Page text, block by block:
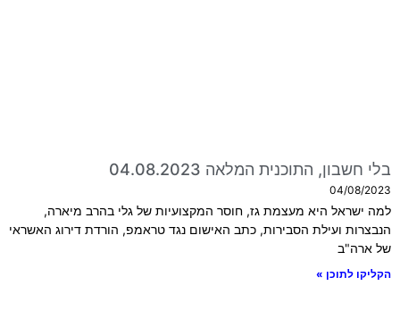
בלי חשבון, התוכנית המלאה 04.08.2023
04/08/2023
למה ישראל היא מעצמת גז, חוסר המקצועיות של גלי בהרב מיארה,
הנבצרות ועילת הסבירות, כתב האישום נגד טראמפ, הורדת דירוג האשראי
של ארה"ב
הקליקו לתוכן »